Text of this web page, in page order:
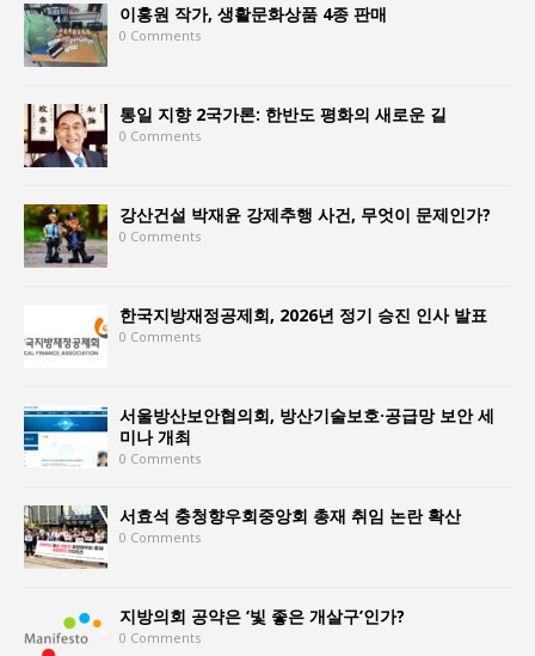
이홍원 작가, 생활문화상품 4종 판매
0 Comments
통일 지향 2국가론: 한반도 평화의 새로운 길
0 Comments
강산건설 박재윤 강제추행 사건, 무엇이 문제인가?
0 Comments
한국지방재정공제회, 2026년 정기 승진 인사 발표
0 Comments
서울방산보안협의회, 방산기술보호·공급망 보안 세
미나 개최
0 Comments
서효석 충청향우회중앙회 총재 취임 논란 확산
0 Comments
지방의회 공약은 ‘빛 좋은 개살구’인가?
0 Comments